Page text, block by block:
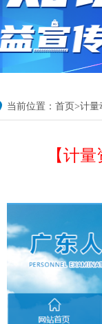
当前位置： 首页>计量
【计